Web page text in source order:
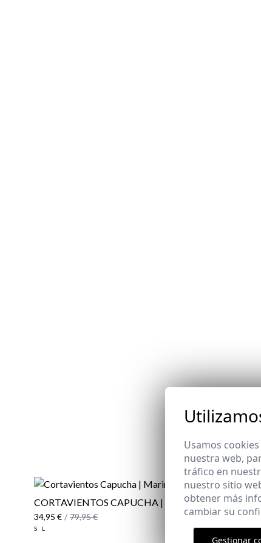
CORTAVIENTOS CAPUCHA | MARINO
34,95 € / 79,95 €
S L
34,95 € /
46
Usamos
nuestra web,
tráfico en
nuestro sitio
obtener más
cambiar su
Gestionar